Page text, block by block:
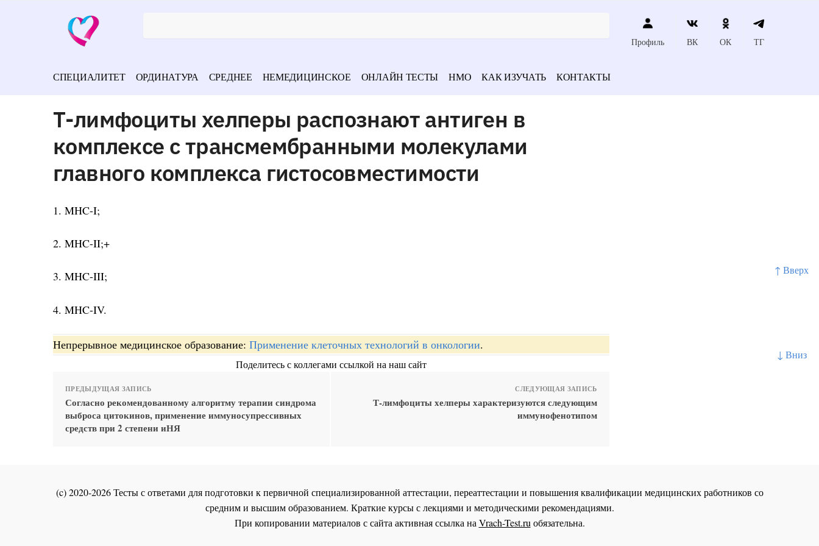
↑ Вверх
↓ Вниз
Профиль ВК ОК ТГ
СПЕЦИАЛИТЕТ ОРДИНАТУРА СРЕДНЕЕ НЕМЕДИЦИНСКОЕ ОНЛАЙН ТЕСТЫ НМО КАК ИЗУЧАТЬ КОНТАКТЫ
Т-лимфоциты хелперы распознают антиген в
комплексе с трансмембранными молекулами
главного комплекса гистосовместимости
1. MHC-I;
2. MHC-II;+
3. MHC-III;
4. MHC-IV.
Непрерывное медицинское образование: Применение клеточных технологий в онкологии.
Поделитесь с коллегами ссылкой на наш сайт
ПРЕДЫДУЩАЯ ЗАПИСЬ
Согласно рекомендованному алгоритму терапии синдрома
выброса цитокинов, применение иммуносупрессивных
средств при 2 степени иНЯ
СЛЕДУЮЩАЯ ЗАПИСЬ
Т-лимфоциты хелперы характеризуются следующим
иммунофенотипом
(c) 2020-2026 Тесты с ответами для подготовки к первичной специализированной аттестации, переаттестации и повышения квалификации медицинских работников со
средним и высшим образованием. Краткие курсы с лекциями и методическими рекомендациями.
При копировании материалов с сайта активная ссылка наVrach-Test.ruобязательна.